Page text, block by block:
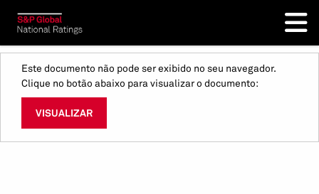
Este documento não pode ser exibido no seu navegador.
Clique no botão abaixo para visualizar o documento:
VISUALIZAR